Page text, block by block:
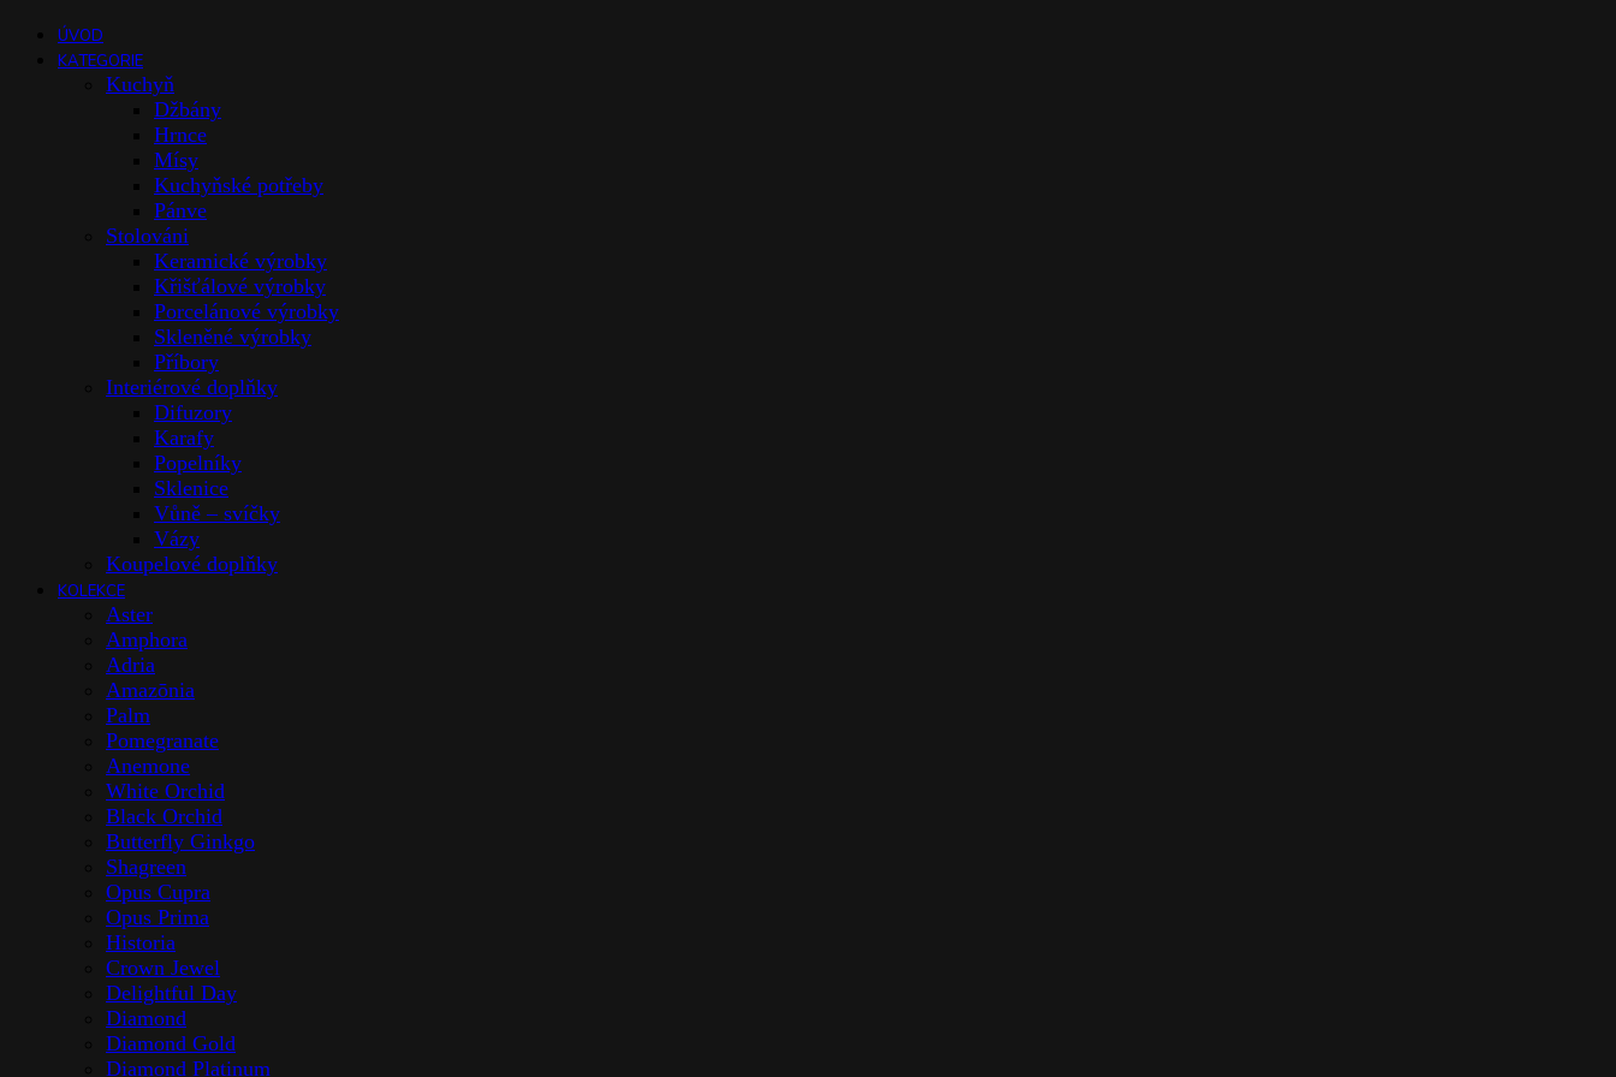
ÚVOD
KATEGORIE
Kuchyň
Džbány
Hrnce
Mísy
Kuchyňské potřeby
Pánve
Stolováni
Keramické výrobky
Křišťálové výrobky
Porcelánové výrobky
Skleněné výrobky
Příbory
Interiérové doplňky
Difuzory
Karafy
Popelníky
Sklenice
Vůně – svíčky
Vázy
Koupelové doplňky
KOLEKCE
Aster
Amphora
Adria
Amazōnia
Palm
Pomegranate
Anemone
White Orchid
Black Orchid
Butterfly Ginkgo
Shagreen
Opus Cupra
Opus Prima
Historia
Crown Jewel
Delightful Day
Diamond
Diamond Gold
Diamond Platinum